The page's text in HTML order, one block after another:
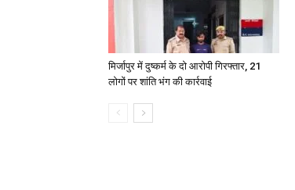
मिर्जापुर में दुष्कर्म के दो आरोपी गिरफ्तार, 21
लोगों पर शांति भंग की कार्रवाई